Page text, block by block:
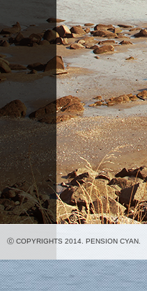
ⓒ COPYRIGHTS 2014. PENSION CYAN.